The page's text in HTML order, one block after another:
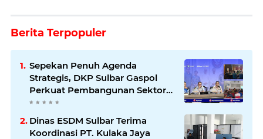
Berita Terpopuler
Sepekan Penuh Agenda
Strategis, DKP Sulbar Gaspol
Perkuat Pembangunan Sektor
Kelautan dan Perikanan
Dinas ESDM Sulbar Terima
Koordinasi PT. Kulaka Jaya